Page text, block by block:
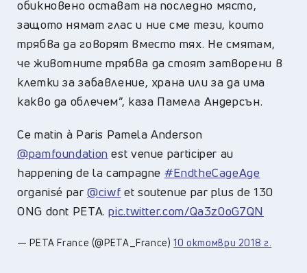
обикновено остават на последно място,
защото нямат глас и ние сме тези, които
трябва да говорят вместо тях. Не смятам,
че животните трябва да стоят затворени в
клетки за забавление, храна или за да има
какво да облечем”, каза Памела Андерсън.
Ce matin à Paris Pamela Anderson
@pamfoundation est venue participer au
happening de la campagne #EndtheCageAge
organisé par@ciwf et soutenue par plus de 130
ONG dont PETA.pic.twitter.com/Qa3z0oG7QN
— PETA France (@PETA_France)10 октомври 2018 г.